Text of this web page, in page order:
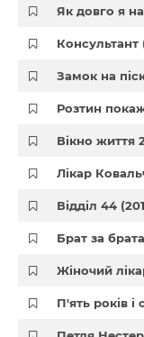
Як довго я
Консультант
Замок на
Розтин
Вікно життя
Лікар
Відділ 44
Брат за
Жіночий
П'ять років і